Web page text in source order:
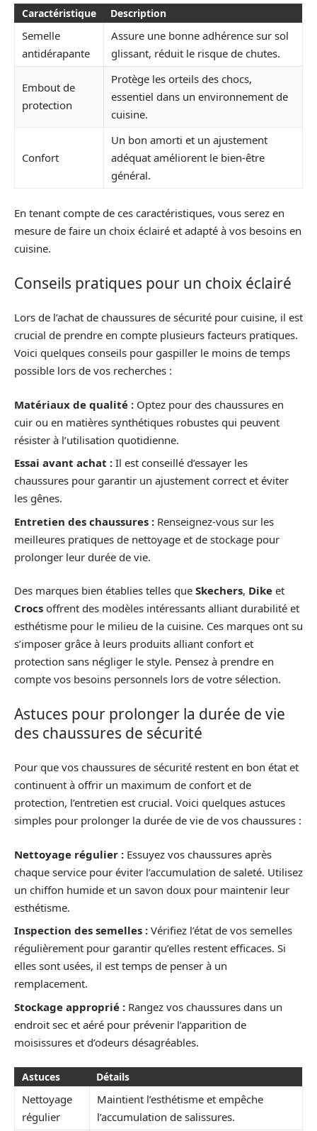
Caractéristique Description
Semelle
antidérapante
Assure une bonne adhérence sur sol
glissant, réduit le risque de chutes.
Embout de
protection
Protège les orteils des chocs,
essentiel dans un environnement de
cuisine.
Confort
Un bon amorti et un ajustement
adéquat améliorent le bien-être
général.
En tenant compte de ces caractéristiques, vous serez en
mesure de faire un choix éclairé et adapté à vos besoins en
cuisine.
Conseils pratiques pour un choix éclairé
Lors de l’achat de chaussures de sécurité pour cuisine, il est
crucial de prendre en compte plusieurs facteurs pratiques.
Voici quelques conseils pour gaspiller le moins de temps
possible lors de vos recherches :
Matériaux de qualité : Optez pour des chaussures en
cuir ou en matières synthétiques robustes qui peuvent
résister à l’utilisation quotidienne.
Essai avant achat : Il est conseillé d’essayer les
chaussures pour garantir un ajustement correct et éviter
les gênes.
Entretien des chaussures : Renseignez-vous sur les
meilleures pratiques de nettoyage et de stockage pour
prolonger leur durée de vie.
Des marques bien établies telles que Skechers, Dike et
Crocs offrent des modèles intéressants alliant durabilité et
esthétisme pour le milieu de la cuisine. Ces marques ont su
s’imposer grâce à leurs produits alliant confort et
protection sans négliger le style. Pensez à prendre en
compte vos besoins personnels lors de votre sélection.
Astuces pour prolonger la durée de vie
des chaussures de sécurité
Pour que vos chaussures de sécurité restent en bon état et
continuent à offrir un maximum de confort et de
protection, l’entretien est crucial. Voici quelques astuces
simples pour prolonger la durée de vie de vos chaussures :
Nettoyage régulier : Essuyez vos chaussures après
chaque service pour éviter l’accumulation de saleté. Utilisez
un chiffon humide et un savon doux pour maintenir leur
esthétisme.
Inspection des semelles : Vérifiez l’état de vos semelles
régulièrement pour garantir qu’elles restent efficaces. Si
elles sont usées, il est temps de penser à un
remplacement.
Stockage approprié : Rangez vos chaussures dans un
endroit sec et aéré pour prévenir l’apparition de
moisissures et d’odeurs désagréables.
Astuces Détails
Nettoyage
régulier
Maintient l’esthétisme et empêche
l’accumulation de salissures.